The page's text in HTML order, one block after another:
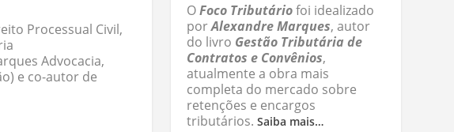
Processual Civil,
Advocacia,
e co-autor de
OFoco Tributáriofoi idealizado
porAlexandre Marques, autor
do livro Gestão Tributária de
Contratos e Convênios,
atualmente a obra mais
completa do mercado sobre
retenções e encargos
tributários.Saiba mais…